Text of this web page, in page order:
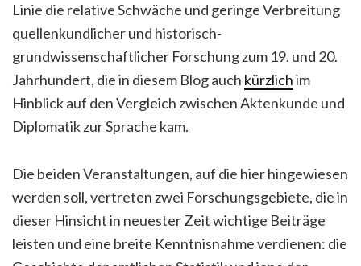
Linie die relative Schwäche und geringe Verbreitung
quellenkundlicher und historisch-
grundwissenschaftlicher Forschung zum 19. und 20.
Jahrhundert, die in diesem Blog auch kürzlichim
Hinblick auf den Vergleich zwischen Aktenkunde und
Diplomatik zur Sprache kam.
Die beiden Veranstaltungen, auf die hier hingewiesen
werden soll, vertreten zwei Forschungsgebiete, die in
dieser Hinsicht in neuester Zeit wichtige Beiträge
leisten und eine breite Kenntnisnahme verdienen: die